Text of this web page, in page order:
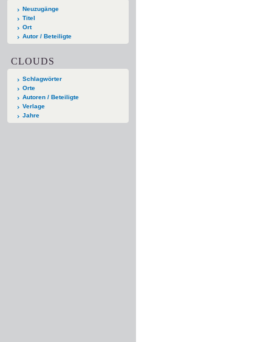
Neuzugänge
Titel
Ort
Autor / Beteiligte
CLOUDS
Schlagwörter
Orte
Autoren / Beteiligte
Verlage
Jahre